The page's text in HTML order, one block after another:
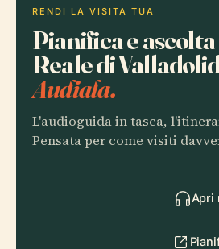
RENDI LA VISITA TUA
Pianifica e
Reale di
Audiala.
L'audioguida in tasca,
Pensata per come visiti
Apri